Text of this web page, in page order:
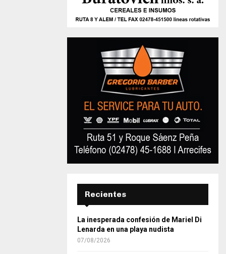
Recientes
La inesperada confesión de Mariel Di
Lenarda en una playa nudista
07/08/2026